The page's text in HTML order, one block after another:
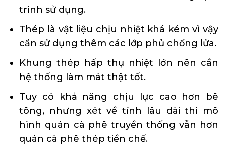
trình sử dụng.
Thép là vật liệu chịu nhiệt khá kém vì vậy
cần sử dụng thêm các lớp phủ chống lửa.
Khung thép hấp thụ nhiệt lớn nên cần
hệ thống làm mát thật tốt.
Tuy có khả năng chịu lực cao hơn bê
tông, nhưng xét về tính lâu dài thì mô
hình quán cà phê truyền thống vẫn hơn
quán cà phê thép tiền chế.